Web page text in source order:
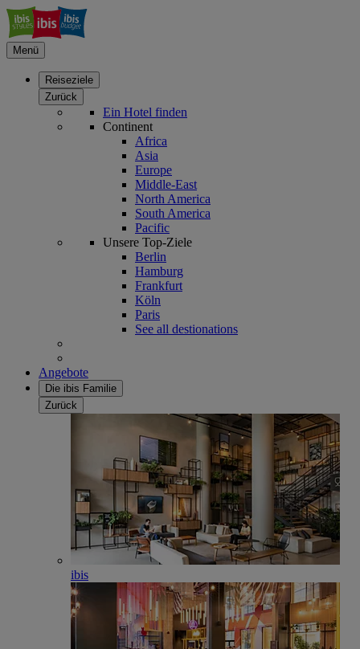
Menü
Reiseziele
Zurück
Ein Hotel finden
Continent
Africa
Asia
Europe
Middle-East
North America
South America
Pacific
Unsere Top-Ziele
Berlin
Hamburg
Frankfurt
Köln
Paris
See all destionations
Angebote
Die ibis Familie
Zurück
ibis